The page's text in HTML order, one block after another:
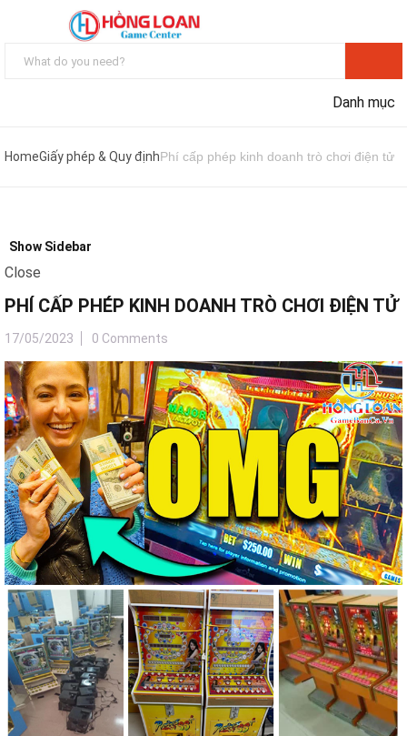
Danh mục
HomeGiấy phép & Quy địnhPhí cấp phép kinh doanh trò chơi điện tử
Show Sidebar
Close
PHÍ CẤP PHÉP KINH DOANH TRÒ CHƠI ĐIỆN TỬ
17/05/2023 0 Comments